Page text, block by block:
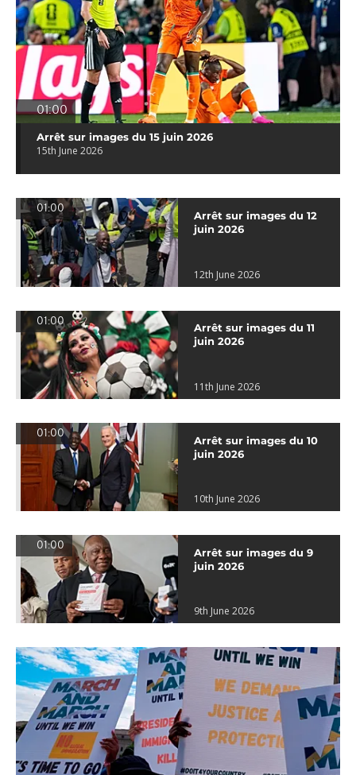
01:00
Arrêt sur images du 15 juin 2026
15th June 2026
01:00
Arrêt sur images du 12
juin 2026
12th June 2026
01:00
Arrêt sur images du 11
juin 2026
11th June 2026
01:00
Arrêt sur images du 10
juin 2026
10th June 2026
01:00
Arrêt sur images du 9
juin 2026
9th June 2026